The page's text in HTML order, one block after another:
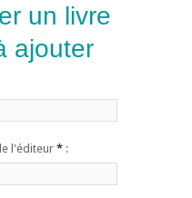
un livre
ajouter
l'éditeur * :